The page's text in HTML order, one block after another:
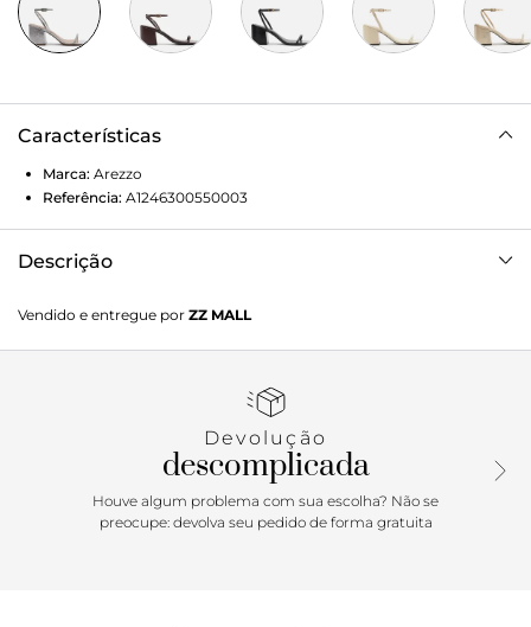
Características
Marca: Arezzo
Referência: A1246300550003
Descrição
Vendido e entregue por ZZ MALL
Devolução
descomplicada
Houve algum problema com sua escolha? Não se
preocupe: devolva seu pedido de forma gratuita